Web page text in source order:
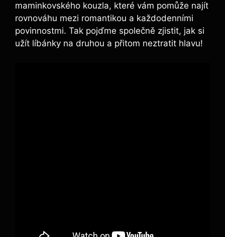
maminkovského kouzla, které vám pomůže najít
rovnováhu mezi romantikou a každodenními
povinnostmi. Tak pojďme společně zjistit, jak si
užít líbánky na druhou a přitom neztratit hlavu!